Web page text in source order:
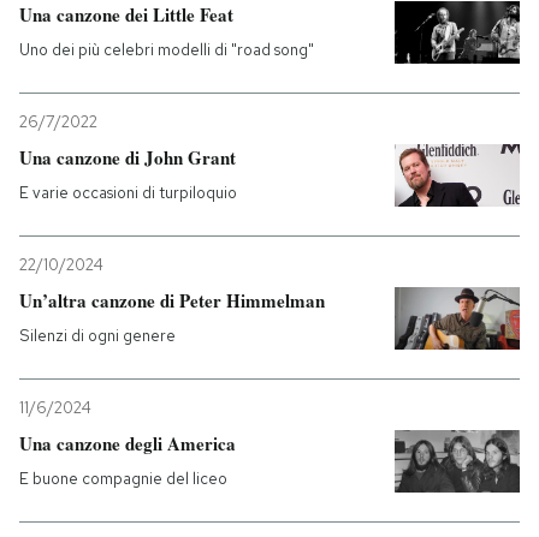
Una canzone dei Little Feat
Uno dei più celebri modelli di "road song"
26/7/2022
Una canzone di John Grant
E varie occasioni di turpiloquio
22/10/2024
Un’altra canzone di Peter Himmelman
Silenzi di ogni genere
11/6/2024
Una canzone degli America
E buone compagnie del liceo